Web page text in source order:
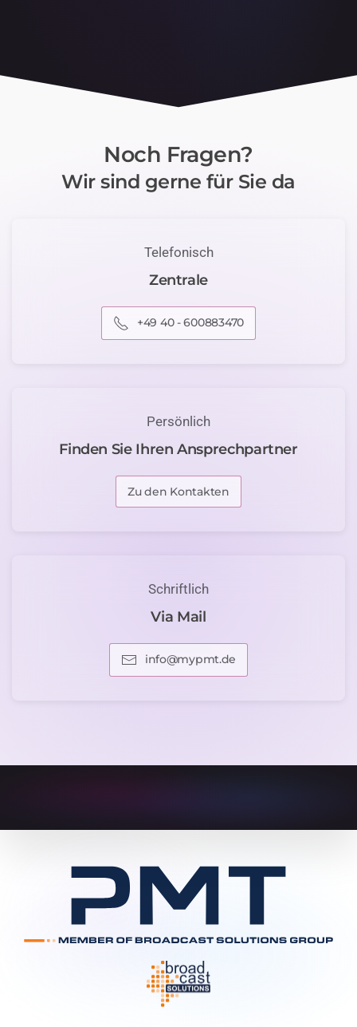
Noch Fragen?
Wir sind gerne für Sie da
Telefonisch
Zentrale
+49 40 - 600883470
Persönlich
Finden Sie Ihren Ansprechpartner
Zu den Kontakten
Schriftlich
Via Mail
info@mypmt.de